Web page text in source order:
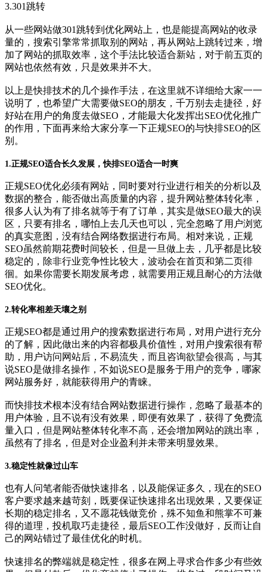
3.301跳转
从一些网站做301跳转到优化网站上，也是能提高网站的收录
量的，搜索引擎常常抓取别的网站，再从网站上跳转过来，增
加了网站的抓取效率，这个手法比较适合新站，对于前五页的
网站也依然有效，只是效果并不大。
以上是快排技术的几个操作手法，在这里就不详细给大家一一
说明了，也希望广大需要做SEO的朋友，千万别去走捷径，好
好站在用户的角度去做SEO，才能最大化发挥出SEO优化推广
的作用，下面再来给大家分享一下正规SEO的与快排SEO的区
别。
1.正规SEO适合长久发展，快排SEO适合一时爽
正规SEO优化必须有网站，同时要对行业进行相关的分析以及
数据的整合，能否做出高质量的内容，提升网站整体转化率，
很多人认为有了排名就等于有了订单，其实是做SEO最大的误
区，只要有排名，哪怕上去几天也可以，完全忽略了用户浏览
的真实意图，没有结合网络数据进行布局。相对来说，正规
SEO虽然前期花费时间较长，但是一旦做上去，几乎都是比较
稳定的，除非行业竞争性比较大，波动会在首页和第二页徘
徊。如果你需要长期发展考虑，就需要用正规且耐心的方法做
SEO优化。
2.转化率相差天壤之别
正规SEO都是通过用户的搜索数据进行布局，对用户进行充分
的了解，因此做出来的内容都极具价值性，对用户搜索很有帮
助，用户访问网站后，不易流失，而且咨询欲望会很高，与其
说SEO是做排名操作，不如说SEO是服务于用户的竞争，哪家
网站服务好，就能获得用户的青睐。
而快排技术根本没有结合网站数据进行操作，忽略了最基本的
用户体验，且不说有没有效果，即便有效果了，获得了免费流
量入口，但是网站整体转化率不高，还会增加网站的跳出率，
虽然有了排名，但是对企业盈利并未带来明显效果。
3.稳定性就像过山车
也有人问笔者能否做快速排名，以及能保证多久，现在的SEO
客户要求越来越苛刻，既要保证快速排名出现效果，又要保证
长期的稳定排名，又不愿花钱做竞价，殊不知鱼和熊掌不可兼
得的道理，投机取巧走捷径，最后SEO工作没做好，反而让自
己的网站错过了最佳优化的时机。
快速排名的弊端就是稳定性，很多在网上寻求合作多少有些效